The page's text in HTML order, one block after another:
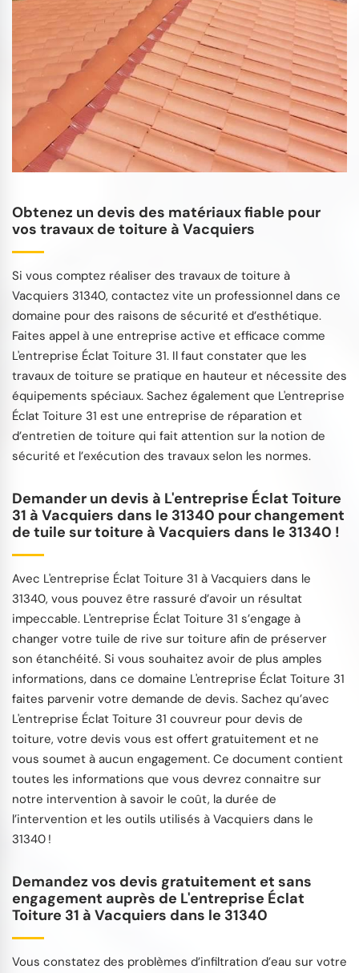
Obtenez un devis des matériaux fiable pour
vos travaux de toiture à Vacquiers
Si vous comptez réaliser des travaux de toiture à
Vacquiers 31340, contactez vite un professionnel dans ce
domaine pour des raisons de sécurité et d’esthétique.
Faites appel à une entreprise active et efficace comme
L'entreprise Éclat Toiture 31. Il faut constater que les
travaux de toiture se pratique en hauteur et nécessite des
équipements spéciaux. Sachez également que L'entreprise
Éclat Toiture 31 est une entreprise de réparation et
d’entretien de toiture qui fait attention sur la notion de
sécurité et l’exécution des travaux selon les normes.
Demander un devis à L'entreprise Éclat Toiture
31 à Vacquiers dans le 31340 pour changement
de tuile sur toiture à Vacquiers dans le 31340 !
Avec L'entreprise Éclat Toiture 31 à Vacquiers dans le
31340, vous pouvez être rassuré d’avoir un résultat
impeccable. L'entreprise Éclat Toiture 31 s’engage à
changer votre tuile de rive sur toiture afin de préserver
son étanchéité. Si vous souhaitez avoir de plus amples
informations, dans ce domaine L'entreprise Éclat Toiture 31
faites parvenir votre demande de devis. Sachez qu’avec
L'entreprise Éclat Toiture 31 couvreur pour devis de
toiture, votre devis vous est offert gratuitement et ne
vous soumet à aucun engagement. Ce document contient
toutes les informations que vous devrez connaitre sur
notre intervention à savoir le coût, la durée de
l’intervention et les outils utilisés à Vacquiers dans le
31340 !
Demandez vos devis gratuitement et sans
engagement auprès de L'entreprise Éclat
Toiture 31 à Vacquiers dans le 31340
Vous constatez des problèmes d’infiltration d’eau sur votre